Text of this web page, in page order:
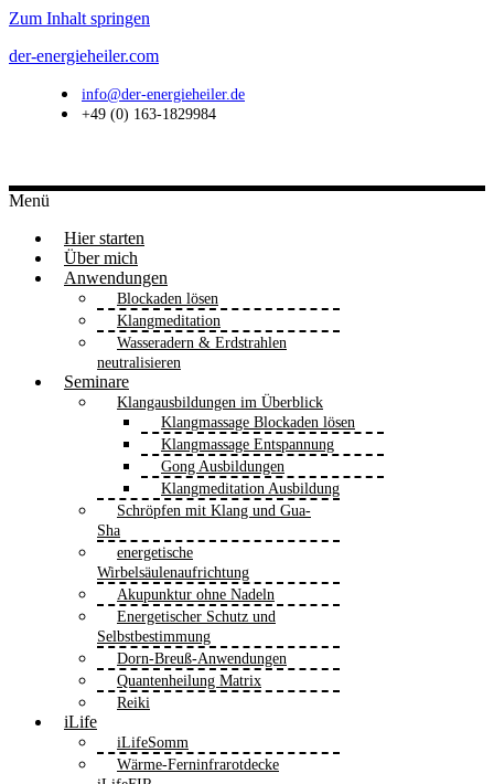
Zum Inhalt springen
der-energieheiler.com
info@der-energieheiler.de
+49 (0) 163-1829984
Menü
Hier starten
Über mich
Anwendungen
Blockaden lösen
Klangmeditation
Wasseradern & Erdstrahlen
neutralisieren
Seminare
Klangausbildungen im Überblick
Klangmassage Blockaden lösen
Klangmassage Entspannung
Gong Ausbildungen
Klangmeditation Ausbildung
Schröpfen mit Klang und Gua-
Sha
energetische
Wirbelsäulenaufrichtung
Akupunktur ohne Nadeln
Energetischer Schutz und
Selbstbestimmung
Dorn-Breuß-Anwendungen
Quantenheilung Matrix
Reiki
iLife
iLifeSomm
Wärme-Ferninfrarotdecke